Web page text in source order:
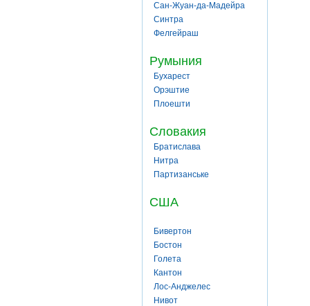
Сан-Жуан-да-Мадейра
Синтра
Фелгейраш
Румыния
Бухарест
Орэштие
Плоешти
Словакия
Братислава
Нитра
Партизанське
США
Бивертон
Бостон
Голета
Кантон
Лос-Анджелес
Нивот